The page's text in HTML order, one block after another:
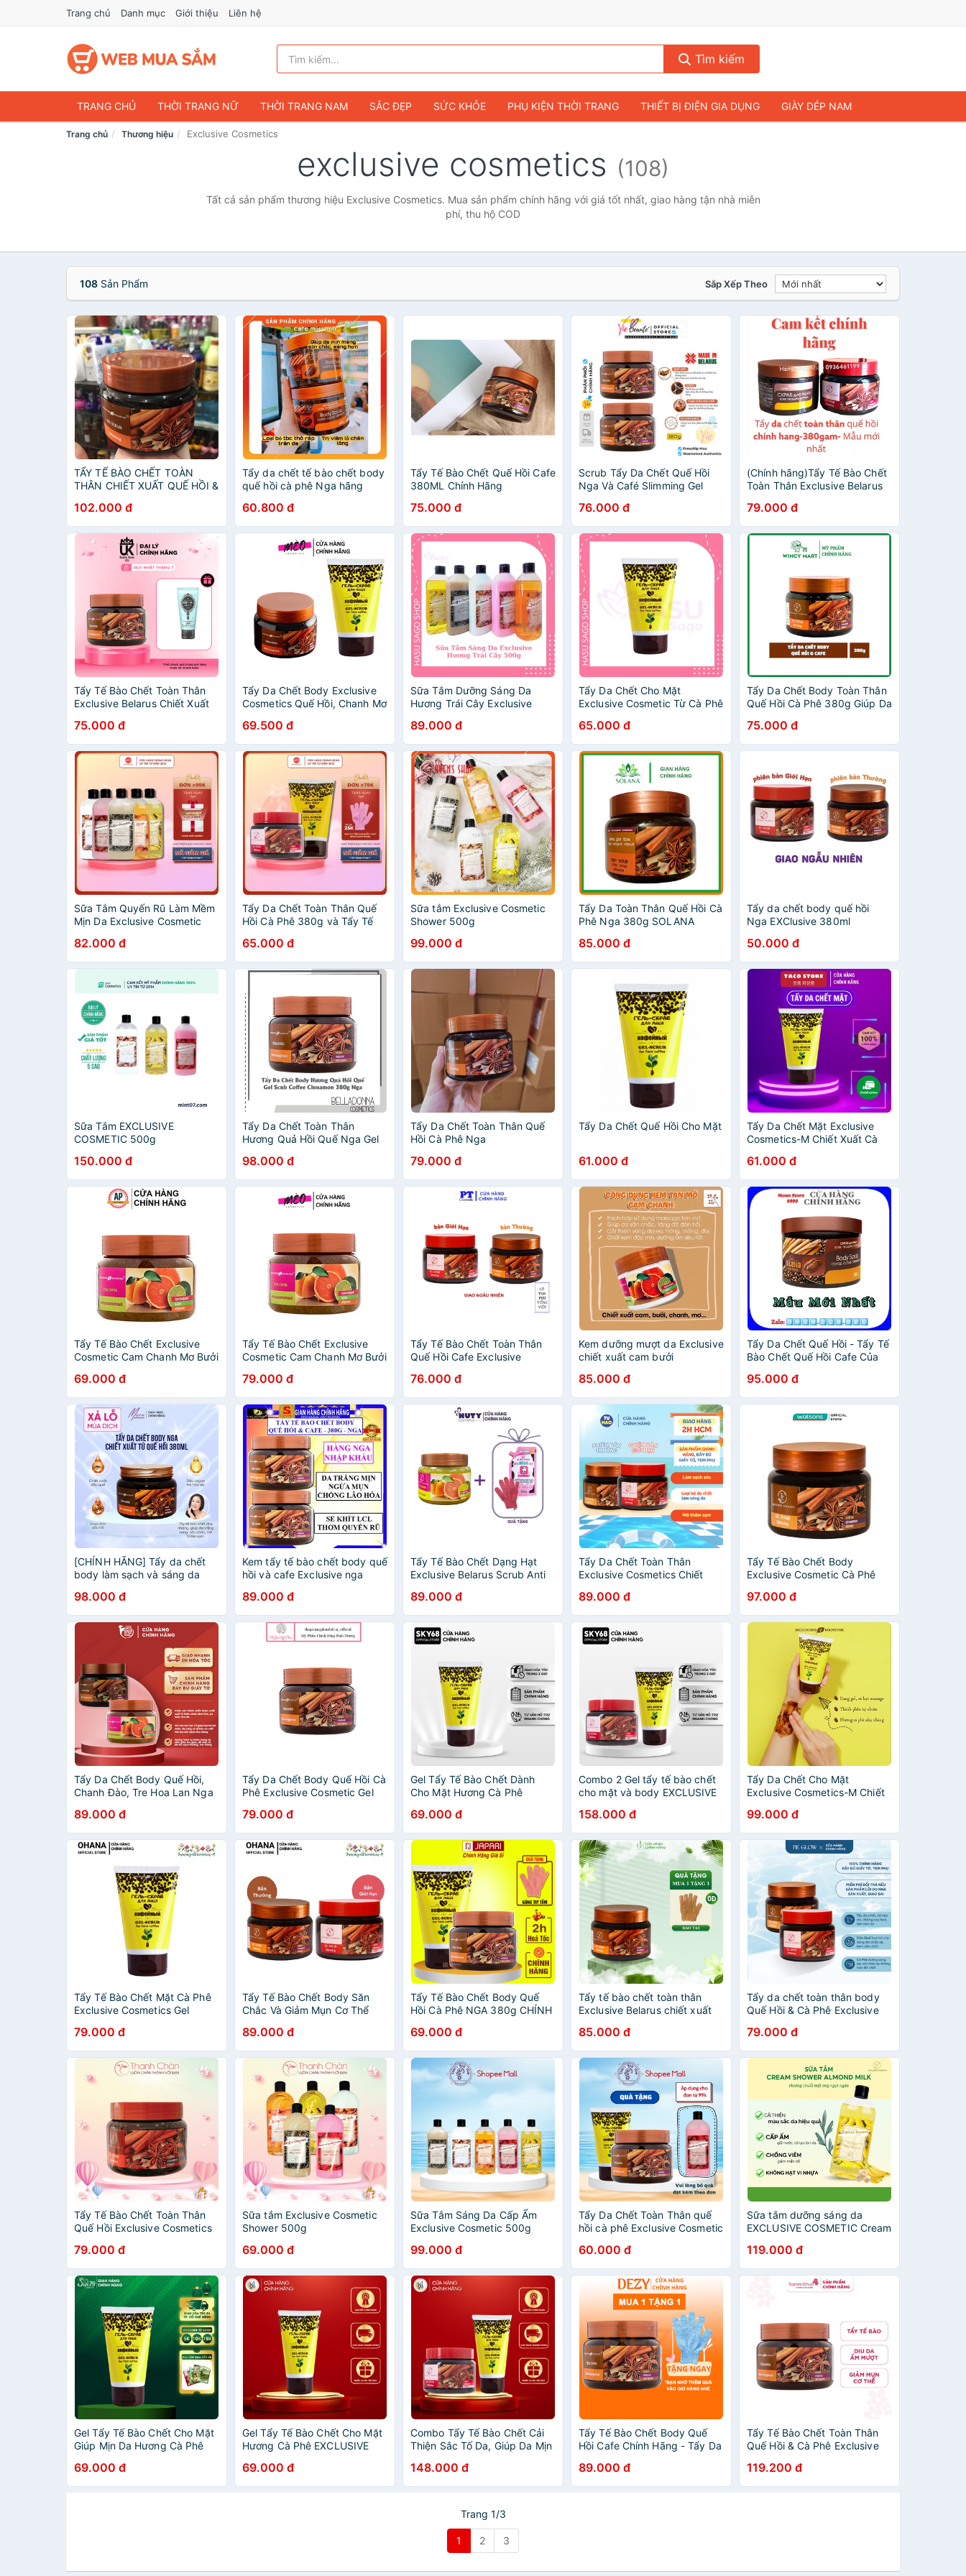
Trang chủ Danh mục Giới thiệu Liên hệ
Tìm kiếm
TRANG CHỦ THỜI TRANG NỮ THỜI TRANG NAM SẮC ĐẸP SỨC KHỎE PHỤ KIỆN THỜI TRANG THIẾT BỊ ĐIỆN GIA DỤNG GIÀY DÉP NAM
ĐIỆN THOẠI & PHỤ KIỆN DU LỊCH & HÀNH LÝ
THỜI TRANG TRẺ EM & TRẺ SƠ SINH GAMING & CONSOLE CAMERAS & FLYCAM
VĂN PHÒNG PHẨM SỞ THÍCH & SƯU TẦM Ô TÔ MÔ TÔ, XE MÁY SÁCH & TẠP CHÍ MÁY TÍNH & LAPTOP
Trang chủ Thương hiệu Exclusive Cosmetics
exclusive cosmetics (108)
Tất cả sản phẩm thương hiệu Exclusive Cosmetics. Mua sản phẩm chính hãng với giá tốt nhất, giao hàng tận nhà miễn
phí, thu hộ COD
108 Sản Phẩm Sắp Xếp Theo
TẨY TẾ BÀO CHẾT TOÀN
THÂN CHIẾT XUẤT QUẾ HỒI &
380G
102.000 đ
Tẩy da chết tế bào chết body
quế hồi cà phê Nga hãng
60.800 đ
Tẩy Tế Bào Chết Quế Hồi Cafe
380ML Chính Hãng
75.000 đ
Scrub Tẩy Da Chết Quế Hồi
Nga Và Café Slimming Gel
Eksklyuziv Kosmetik 380g
76.000 đ
(Chính hãng)Tẩy Tế Bào Chết
Toàn Thân Exclusive Belarus
79.000 đ
Tẩy Tế Bào Chết Toàn Thân
Exclusive Belarus Chiết Xuất
75.000 đ
Tẩy Da Chết Body Exclusive
Cosmetics Quế Hồi, Chanh Mơ
Tạo DaSáng DaMờ ThâmToàn
Thân
69.500 đ
Sữa Tắm Dưỡng Sáng Da
Hương Trái Cây Exclusive
500g
89.000 đ
Tẩy Da Chết Cho Mặt
Exclusive Cosmetic Từ Cà Phê
100g
65.000 đ
Tẩy Da Chết Body Toàn Thân
Quế Hồi Cà Phê 380g Giúp Da
Wincy Mart Shop
75.000 đ
Sữa Tắm Quyến Rũ Làm Mềm
Mịn Da Exclusive Cosmetic
82.000 đ
Tẩy Da Chết Toàn Thân Quế
Hồi Cà Phê 380g và Tẩy Tế
Exclusive Cosmetics
65.000 đ
Sữa tắm Exclusive Cosmetic
Shower 500g
99.000 đ
Tẩy Da Toàn Thân Quế Hồi Cà
Phê Nga 380g SOLANA
85.000 đ
Tẩy da chết body quế hồi
Nga EXClusive 380ml
50.000 đ
Sữa Tắm EXCLUSIVE
COSMETIC 500g
150.000 đ
Tẩy Da Chết Toàn Thân
Hương Quả Hồi Quế Nga Gel
98.000 đ
Tẩy Da Chết Toàn Thân Quế
Hồi Cà Phê Nga
79.000 đ
Tẩy Da Chết Quế Hồi Cho Mặt
61.000 đ
Tẩy Da Chết Mặt Exclusive
Cosmetics-M Chiết Xuất Cà
61.000 đ
Tẩy Tế Bào Chết Exclusive
Cosmetic Cam Chanh Mơ Bưởi
69.000 đ
Tẩy Tế Bào Chết Exclusive
Cosmetic Cam Chanh Mơ Bưởi
Lưu Thông MáuQuế HồiChống
Lão Hoá
79.000 đ
Tẩy Tế Bào Chết Toàn Thân
Quế Hồi Cafe Exclusive
76.000 đ
Kem dưỡng mượt da Exclusive
chiết xuất cam bưởi
85.000 đ
Tẩy Da Chết Quế Hồi - Tẩy Tế
Bào Chết Quế Hồi Cafe Của
95.000 đ
[CHÍNH HÃNG] Tẩy da chết
body làm sạch và sáng da
98.000 đ
Kem tẩy tế bào chết body quế
hồi và cafe Exclusive nga
toàn thân cà phê cho da dầu
mụn 380g
89.000 đ
Tẩy Tế Bào Chết Dạng Hạt
Exclusive Belarus Scrub Anti
(380g)
89.000 đ
Tẩy Da Chết Toàn Thân
Exclusive Cosmetics Chiết
89.000 đ
Tẩy Tế Bào Chết Body
Exclusive Cosmetic Cà Phê
97.000 đ
Tẩy Da Chết Body Quế Hồi,
Chanh Đào, Tre Hoa Lan Nga
380g
89.000 đ
Tẩy Da Chết Body Quế Hồi Cà
Phê Exclusive Cosmetic Gel
Cloves 380g
79.000 đ
Gel Tẩy Tế Bào Chết Dành
Cho Mặt Hương Cà Phê
Scrub For Face Coffee 100g
69.000 đ
Combo 2 Gel tẩy tế bào chết
cho mặt và body EXCLUSIVE
Mặt 100r/g + TTBC Body
380g)
158.000 đ
Tẩy Da Chết Cho Mặt
Exclusive Cosmetics-M Chiết
99.000 đ
Tẩy Tế Bào Chết Mặt Cà Phê
Exclusive Cosmetics Gel
79.000 đ
Tẩy Tế Bào Chết Body Săn
Chắc Và Giảm Mụn Cơ Thể
Scrub Quế Hồi Và Cà Phê
380g
89.000 đ
Tẩy Tế Bào Chết Body Quế
Hồi Cà Phê NGA 380g CHÍNH
Da Mặt Và Toàn Thân
SkinCare JAPARI
69.000 đ
Tẩy tế bào chết toàn thân
Exclusive Belarus chiết xuất
85.000 đ
Tẩy da chết toàn thân body
Quế Hồi & Cà Phê Exclusive
Beauty
79.000 đ
Tẩy Tế Bào Chết Toàn Thân
Quế Hồi Exclusive Cosmetics
Cloves 380g
79.000 đ
Sữa tắm Exclusive Cosmetic
Shower 500g
69.000 đ
Sữa Tắm Sáng Da Cấp Ẩm
Exclusive Cosmetic 500g
99.000 đ
Tẩy Da Chết Toàn Thân quế
hồi cà phê Exclusive Cosmetic
60.000 đ
Sữa tắm dưỡng sáng da
EXCLUSIVE COSMETIC Cream
500ml
119.000 đ
Gel Tẩy Tế Bào Chết Cho Mặt
Giúp Mịn Da Hương Cà Phê
Scrub For Face Coffee 100r/g
69.000 đ
Gel Tẩy Tế Bào Chết Cho Mặt
Hương Cà Phê EXCLUSIVE
Face Coffee 100r/g
69.000 đ
Combo Tẩy Tế Bào Chết Cải
Thiện Sắc Tố Da, Giúp Da Mịn
COSMETIC ( Mặt 100r/g +
Body 380g )
148.000 đ
Tẩy Tế Bào Chết Body Quế
Hồi Cafe Chính Hãng - Tẩy Da
Vitamin A E Panthenol Dưỡng
Ẩm Da Dezy
89.000 đ
Tẩy Tế Bào Chết Toàn Thân
Quế Hồi & Cà Phê Exclusive
Cinnamon (380ml)
119.200 đ
Trang 1/3
1 2 3